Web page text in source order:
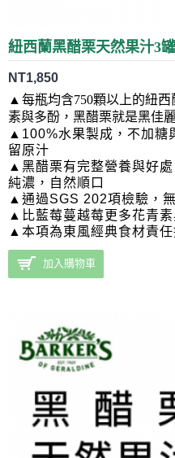
紐西蘭黑醋栗天然果汁3
NT1,850
▲ 每瓶均含750顆以上的紐
素與多酚，黑醋栗就是黑佳
▲100%水果製成，不加糖
留原汁
▲黑醋栗有完整營養與好處
純濃， 自然順口
▲通過SGS 202項檢驗，
▲比藍莓蔓越莓更多花青
▲本項為東風經典食材責
加入購物車